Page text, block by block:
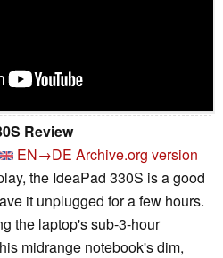
Review
EN→DE Archive.org version
the IdeaPad 330S is a good
it unplugged for a few hours.
the laptop's sub-3-hour
midrange notebook's dim,